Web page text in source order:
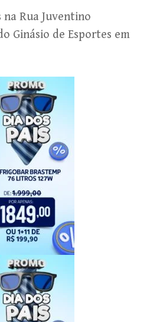
na Rua Juventino
Ginásio de Esportes em